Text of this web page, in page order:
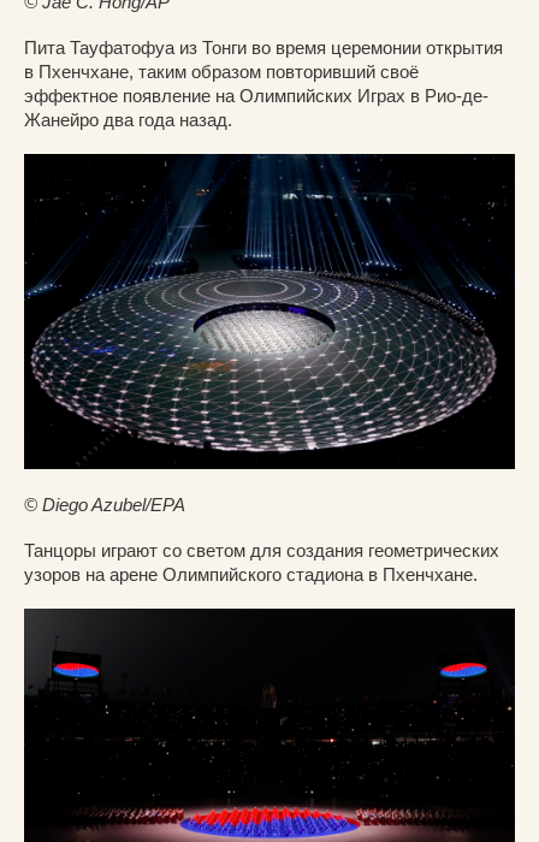
Пита Тауфатофуа из Тонги во время церемонии открытия
в Пхенчхане, таким образом повторивший своё
эффектное появление на Олимпийских Играх в Рио-де-
Жанейро два года назад.
© Diego Azubel/EPA
Танцоры играют со светом для создания геометрических
узоров на арене Олимпийского стадиона в Пхенчхане.